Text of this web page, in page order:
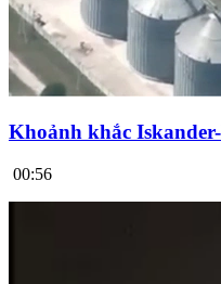
Khoảnh khắc
00:56